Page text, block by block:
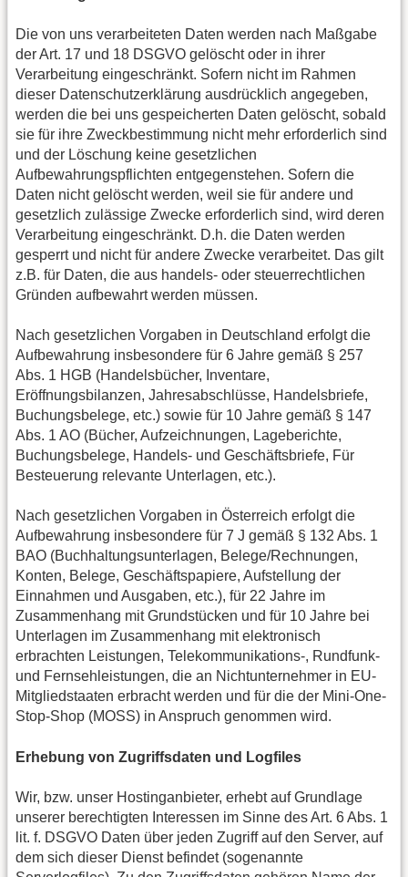
Die von uns verarbeiteten Daten werden nach Maßgabe
der Art. 17 und 18 DSGVO gelöscht oder in ihrer
Verarbeitung eingeschränkt. Sofern nicht im Rahmen
dieser Datenschutzerklärung ausdrücklich angegeben,
werden die bei uns gespeicherten Daten gelöscht, sobald
sie für ihre Zweckbestimmung nicht mehr erforderlich sind
und der Löschung keine gesetzlichen
Aufbewahrungspflichten entgegenstehen. Sofern die
Daten nicht gelöscht werden, weil sie für andere und
gesetzlich zulässige Zwecke erforderlich sind, wird deren
Verarbeitung eingeschränkt. D.h. die Daten werden
gesperrt und nicht für andere Zwecke verarbeitet. Das gilt
z.B. für Daten, die aus handels- oder steuerrechtlichen
Gründen aufbewahrt werden müssen.
Nach gesetzlichen Vorgaben in Deutschland erfolgt die
Aufbewahrung insbesondere für 6 Jahre gemäß § 257
Abs. 1 HGB (Handelsbücher, Inventare,
Eröffnungsbilanzen, Jahresabschlüsse, Handelsbriefe,
Buchungsbelege, etc.) sowie für 10 Jahre gemäß § 147
Abs. 1 AO (Bücher, Aufzeichnungen, Lageberichte,
Buchungsbelege, Handels- und Geschäftsbriefe, Für
Besteuerung relevante Unterlagen, etc.).
Nach gesetzlichen Vorgaben in Österreich erfolgt die
Aufbewahrung insbesondere für 7 J gemäß § 132 Abs. 1
BAO (Buchhaltungsunterlagen, Belege/Rechnungen,
Konten, Belege, Geschäftspapiere, Aufstellung der
Einnahmen und Ausgaben, etc.), für 22 Jahre im
Zusammenhang mit Grundstücken und für 10 Jahre bei
Unterlagen im Zusammenhang mit elektronisch
erbrachten Leistungen, Telekommunikations-, Rundfunk-
und Fernsehleistungen, die an Nichtunternehmer in EU-
Mitgliedstaaten erbracht werden und für die der Mini-One-
Stop-Shop (MOSS) in Anspruch genommen wird.
Erhebung von Zugriffsdaten und Logfiles
Wir, bzw. unser Hostinganbieter, erhebt auf Grundlage
unserer berechtigten Interessen im Sinne des Art. 6 Abs. 1
lit. f. DSGVO Daten über jeden Zugriff auf den Server, auf
dem sich dieser Dienst befindet (sogenannte